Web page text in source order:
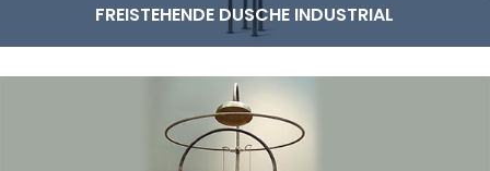
FREISTEHENDE DUSCHE INDUSTRIAL